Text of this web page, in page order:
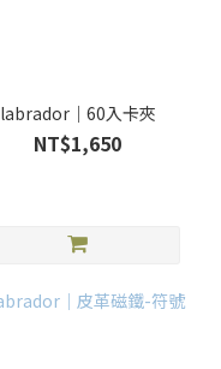
labrador｜60入卡夾
NT$1,650